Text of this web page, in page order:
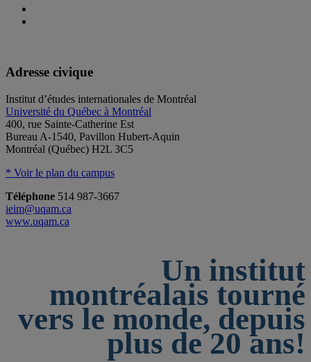
Adresse civique
Institut d’études internationales de Montréal
Université du Québec à Montréal
400, rue Sainte-Catherine Est
Bureau A-1540, Pavillon Hubert-Aquin
Montréal (Québec) H2L 3C5
* Voir le plan du campus
Téléphone 514 987-3667
ieim@uqam.ca
www.uqam.ca
Un institut
montréalais tourné
vers le monde, depuis
plus de 20 ans!